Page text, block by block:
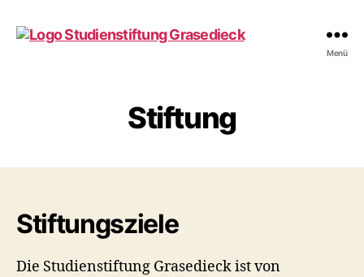
Menü
Stiftung
Stiftungsziele
Die Studienstiftung Grasedieck ist von